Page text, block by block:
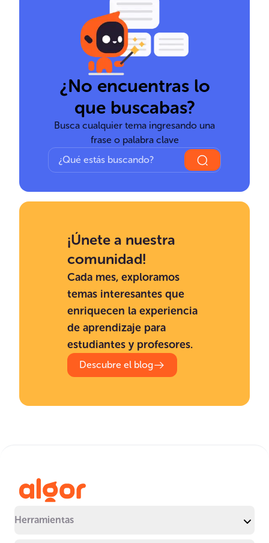
¿No encuentras lo
que buscabas?
Busca cualquier tema ingresando una
frase o palabra clave
¡Únete a nuestra
comunidad!
Cada mes, exploramos
temas interesantes que
enriquecen la experiencia
de aprendizaje para
estudiantes y profesores.
Descubre el blog
Herramientas